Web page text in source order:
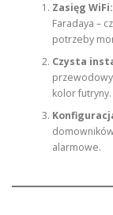
Zasięg WiFi:
Faradaya –
potrzeby
Czysta
kolor futryny.
alarmowe.